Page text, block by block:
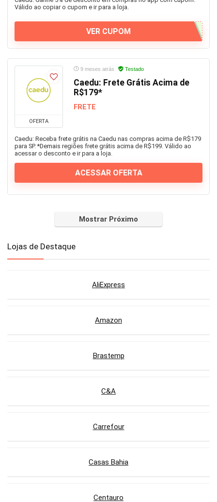
Válido ao copiar o cupom e ir para a loja.
VER CUPOM
OFERTA
9 meses atrás Testado
Caedu: Frete Grátis Acima de
R$179*
FRETE
Caedu: Receba frete grátis na Caedu nas compras acima de R$179
para SP. *Demais regiões frete grátis acima de R$199. Válido ao
acessar o desconto e ir para a loja.
ACESSAR OFERTA
Mostrar Próximo
Lojas de Destaque
AliExpress
Amazon
Brastemp
C&A
Carrefour
Casas Bahia
Centauro